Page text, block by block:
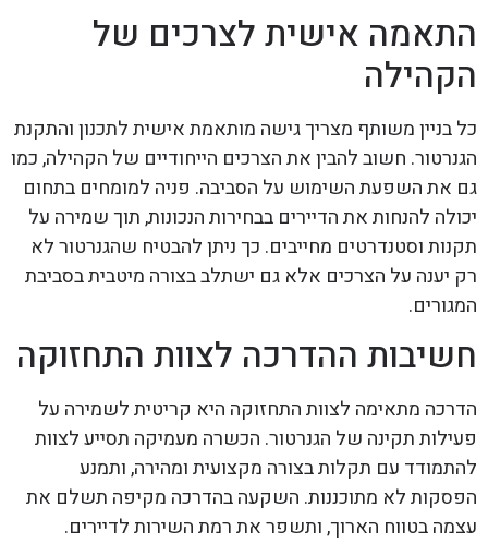
התאמה אישית לצרכים של
הקהילה
כל בניין משותף מצריך גישה מותאמת אישית לתכנון והתקנת
הגנרטור. חשוב להבין את הצרכים הייחודיים של הקהילה, כמו
גם את השפעת השימוש על הסביבה. פניה למומחים בתחום
יכולה להנחות את הדיירים בבחירות הנכונות, תוך שמירה על
תקנות וסטנדרטים מחייבים. כך ניתן להבטיח שהגנרטור לא
רק יענה על הצרכים אלא גם ישתלב בצורה מיטבית בסביבת
המגורים.
חשיבות ההדרכה לצוות התחזוקה
הדרכה מתאימה לצוות התחזוקה היא קריטית לשמירה על
פעילות תקינה של הגנרטור. הכשרה מעמיקה תסייע לצוות
להתמודד עם תקלות בצורה מקצועית ומהירה, ותמנע
הפסקות לא מתוכננות. השקעה בהדרכה מקיפה תשלם את
עצמה בטווח הארוך, ותשפר את רמת השירות לדיירים.